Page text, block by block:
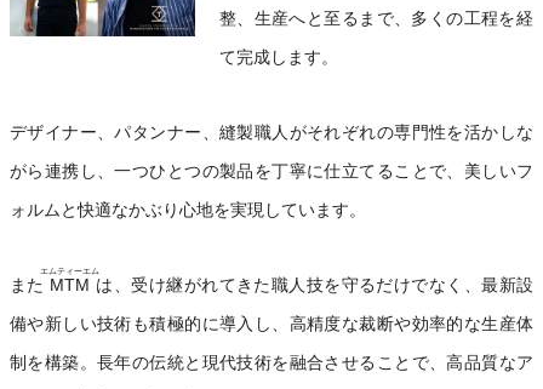
整、生産へと至るまで、多くの工程を経
て完成します。
デザイナー、パタンナー、縫製職人がそれぞれの専門性を活かしな
がら連携し、一つひとつの製品を丁寧に仕立てることで、美しいフ
ォルムと快適なかぶり心地を実現しています。
また MTM
エムティーエム
は、受け継がれてきた職人技を守るだけでなく、最新設
備や新しい技術も積極的に導入し、高精度な裁断や効率的な生産体
制を構築。長年の伝統と現代技術を融合させることで、高品質なア